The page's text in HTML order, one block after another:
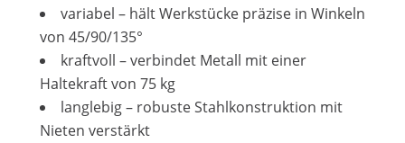
variabel – hält Werkstücke präzise in Winkeln
von 45/90/135°
kraftvoll – verbindet Metall mit einer
Haltekraft von 75 kg
langlebig – robuste Stahlkonstruktion mit
Nieten verstärkt